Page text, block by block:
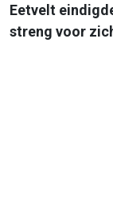
Eetvelt
streng voor